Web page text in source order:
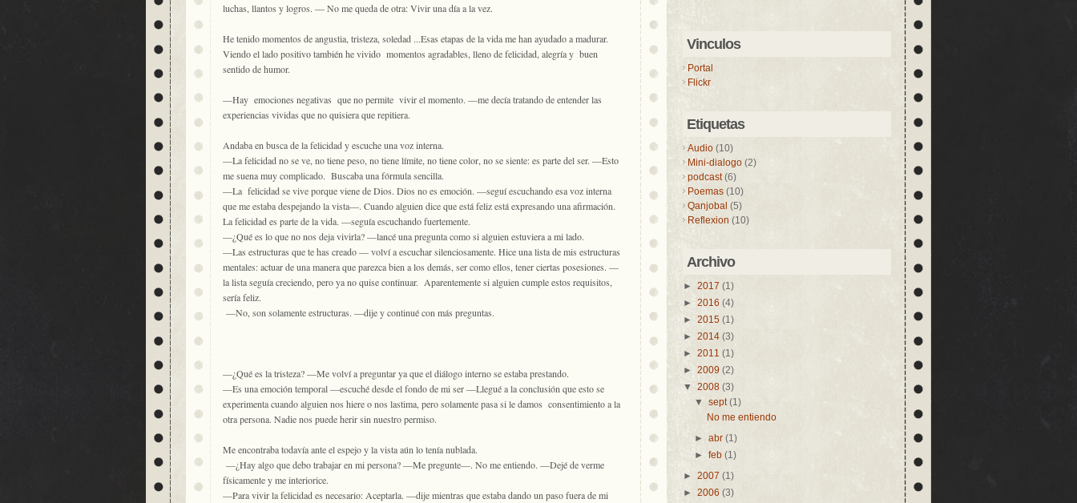
luchas, llantos y logros. — No me queda de otra: Vivir una día a la vez.
He tenido momentos de angustia, tristeza, soledad ...Esas etapas de la vida me han ayudado a madurar.
Viendo el lado positivo también he vivido momentos agradables, lleno de felicidad, alegría y buen
sentido de humor.
—Hay emociones negativas que no permite vivir el momento. —me decía tratando de entender las
experiencias vividas que no quisiera que repitiera.
Andaba en busca de la felicidad y escuche una voz interna.
—La felicidad no se ve, no tiene peso, no tiene límite, no tiene color, no se siente: es parte del ser. —Esto
me suena muy complicado. Buscaba una fórmula sencilla.
—La felicidad se vive porque viene de Dios. Dios no es emoción. —seguí escuchando esa voz interna
que me estaba despejando la vista—. Cuando alguien dice que está feliz está expresando una afirmación.
La felicidad es parte de la vida. —seguía escuchando fuertemente.
—¿Qué es lo que no nos deja vivirla? —lancé una pregunta como si alguien estuviera a mi lado.
—Las estructuras que te has creado — volví a escuchar silenciosamente. Hice una lista de mis estructuras
mentales: actuar de una manera que parezca bien a los demás, ser como ellos, tener ciertas posesiones. —
la lista seguía creciendo, pero ya no quise continuar. Aparentemente si alguien cumple estos requisitos,
sería feliz.
—No, son solamente estructuras. —dije y continué con más preguntas.
—¿Qué es la tristeza? —Me volví a preguntar ya que el diálogo interno se estaba prestando.
—Es una emoción temporal —escuché desde el fondo de mi ser —Llegué a la conclusión que esto se
experimenta cuando alguien nos hiere o nos lastima, pero solamente pasa si le damos consentimiento a la
otra persona. Nadie nos puede herir sin nuestro permiso.
Me encontraba todavía ante el espejo y la vista aún lo tenía nublada.
—¿Hay algo que debo trabajar en mi persona? —Me pregunte—. No me entiendo. —Dejé de verme
físicamente y me interiorice.
—Para vivir la felicidad es necesario: Aceptarla. —dije mientras que estaba dando un paso fuera de mi
Vinculos
Portal
Flickr
Etiquetas
Audio (10)
Mini-dialogo (2)
podcast (6)
Poemas (10)
Qanjobal (5)
Reflexion (10)
Archivo
► 2017 (1)
► 2016 (4)
► 2015 (1)
► 2014 (3)
► 2011 (1)
► 2009 (2)
▼ 2008 (3)
▼sept(1)
No me entiendo
►abr(1)
►feb(1)
► 2007 (1)
► 2006 (3)